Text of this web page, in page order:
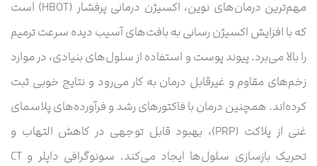
مهم‌ترین درمان‌های نوین، اکسیژن درمانی پرفشار (HBOT) است
که با افزایش اکسیژن رسانی به بافت‌های آسیب دیده سرعت ترمیم
را بالا می‌برد. پیوند پوست و استفاده از سلول‌های بنیادی، در موارد
زخم‌های مقاوم و غیرقابل درمان به کار می‌رود و نتایج خوبی ثبت
کرده‌اند. همچنین درمان با فاکتورهای رشد و فرآورده‌های پلاسمای
غنی از پلاکت (PRP)، بهبود قابل توجهی در کاهش التهاب و
تحریک بازسازی سلول‌ها ایجاد می‌کند. سونوگرافی داپلر و CT